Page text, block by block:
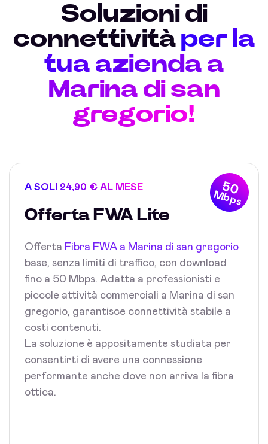
Soluzioni di
connettività per la
tua azienda a
Marina di san
gregorio!
50
Mbps
A SOLI 24,90 € AL MESE
Offerta FWA Lite
Offerta Fibra FWA a Marina di san gregorio
base, senza limiti di traffico, con download
fino a 50 Mbps. Adatta a professionisti e
piccole attività commerciali a Marina di san
gregorio, garantisce connettività stabile a
costi contenuti.
La soluzione è appositamente studiata per
consentirti di avere una connessione
performante anche dove non arriva la fibra
ottica.